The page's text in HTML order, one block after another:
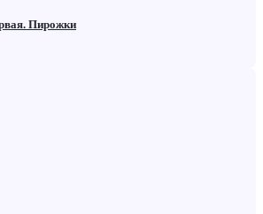
Пирожки